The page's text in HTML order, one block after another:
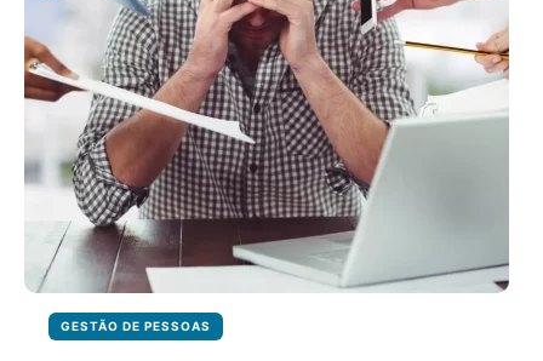
EMPRESAS
GESTÃO DE PESSOAS